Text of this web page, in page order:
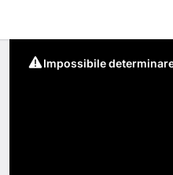
Impossibile